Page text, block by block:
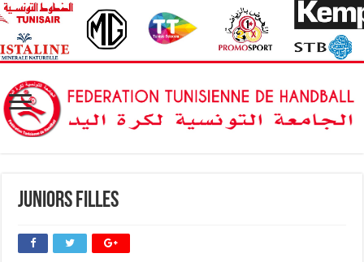
Juniors Filles